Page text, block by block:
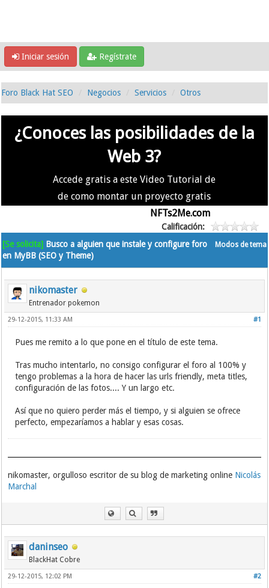
Iniciar sesión Regístrate
Foro Black Hat SEO Negocios Servicios Otros
¿Conoces las posibilidades de la
Web 3?
Accede gratis a este Video Tutorial de
de como montar un proyecto gratis
NFTs2Me.com
Calificación:
Modos de tema
[Se solicita] Busco a alguien que instale y configure foro
en MyBB (SEO y Theme)
nikomaster
Entrenador pokemon
#1
29-12-2015, 11:33 AM
Pues me remito a lo que pone en el título de este tema.
Tras mucho intentarlo, no consigo configurar el foro al 100% y
tengo problemas a la hora de hacer las urls friendly, meta titles,
configuración de las fotos.... Y un largo etc.
Así que no quiero perder más el tiempo, y si alguien se ofrece
perfecto, empezaríamos a hablar y esas cosas.
nikomaster, orgulloso escritor de su blog de marketing online Nicolás
Marchal
daninseo
BlackHat Cobre
#2
29-12-2015, 12:02 PM